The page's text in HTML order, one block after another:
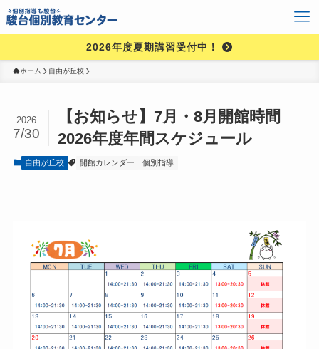
2026年度夏期講習受付中！
ホーム 自由が丘校
【お知らせ】7月・8月開館時間
2026年度年間スケジュール
2026
7/30
自由が丘校 開館カレンダー 個別指導